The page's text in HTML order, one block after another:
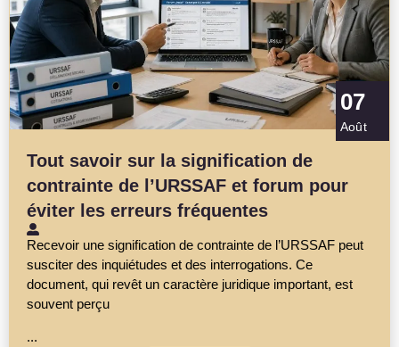
07
Août
Tout savoir sur la signification de
contrainte de l’URSSAF et forum pour
éviter les erreurs fréquentes
Recevoir une signification de contrainte de l’URSSAF peut
susciter des inquiétudes et des interrogations. Ce
document, qui revêt un caractère juridique important, est
souvent perçu
...